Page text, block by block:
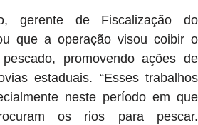
gerente de Fiscalização do
que a operação visou coibir o
promovendo ações de
estaduais. “Esses trabalhos
neste período em que
os rios para pescar.